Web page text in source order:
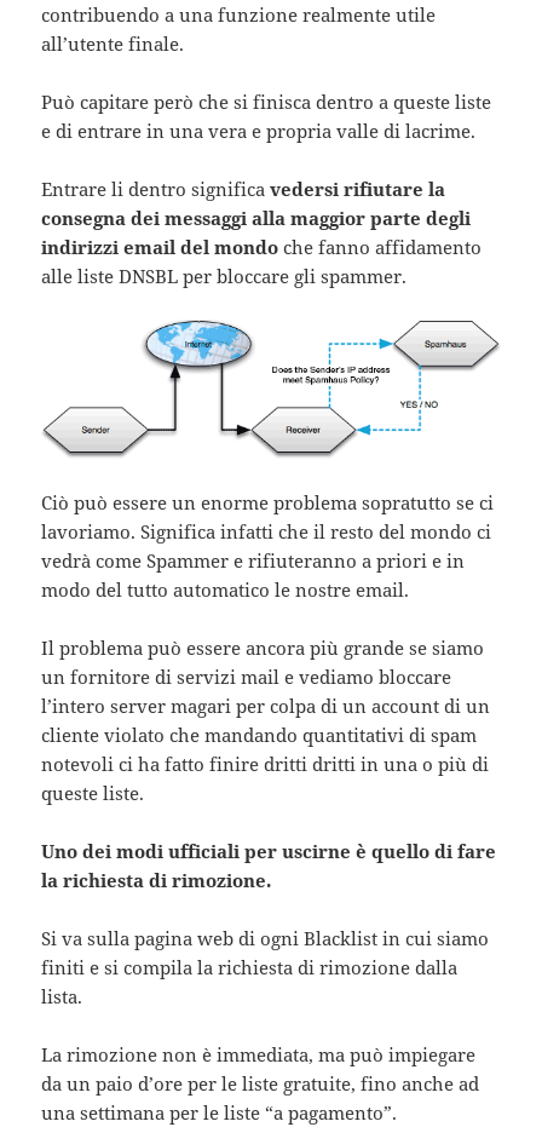
contribuendo a una funzione realmente utile
all’utente finale.
Può capitare però che si finisca dentro a queste liste
e di entrare in una vera e propria valle di lacrime.
Entrare li dentro significavedersi rifiutare la
consegna dei messaggi alla maggior parte degli
indirizzi email del mondoche fanno affidamento
alle liste DNSBL per bloccare gli spammer.
Ciò può essere un enorme problema sopratutto se ci
lavoriamo. Significa infatti che il resto del mondo ci
vedrà come Spammer e rifiuteranno a priori e in
modo del tutto automatico le nostre email.
Il problema può essere ancora più grande se siamo
un fornitore di servizi mail e vediamo bloccare
l’intero server magari per colpa di un account di un
cliente violato che mandando quantitativi di spam
notevoli ci ha fatto finire dritti dritti in una o più di
queste liste.
Uno dei modi ufficiali per uscirne è quello di fare
la richiesta di rimozione.
Si va sulla pagina web di ogni Blacklist in cui siamo
finiti e si compila la richiesta di rimozione dalla
lista.
La rimozione non è immediata, ma può impiegare
da un paio d’ore per le liste gratuite, fino anche ad
una settimana per le liste “a pagamento”.